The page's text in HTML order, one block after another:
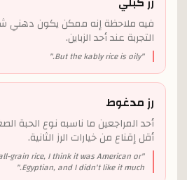
فيه ملاحظة إنه ممكن يكون دهني
التجربة عند أحد الزباين.
"
But the kably rice is oily.
"
رز مدغوط
أحد المراجعين ما ناسبه نوع الحبة
أقل إقناع من خيارات الرز الثانية.
"
grain rice, I think it was American or
Egyptian, and I didn't like it much.
"